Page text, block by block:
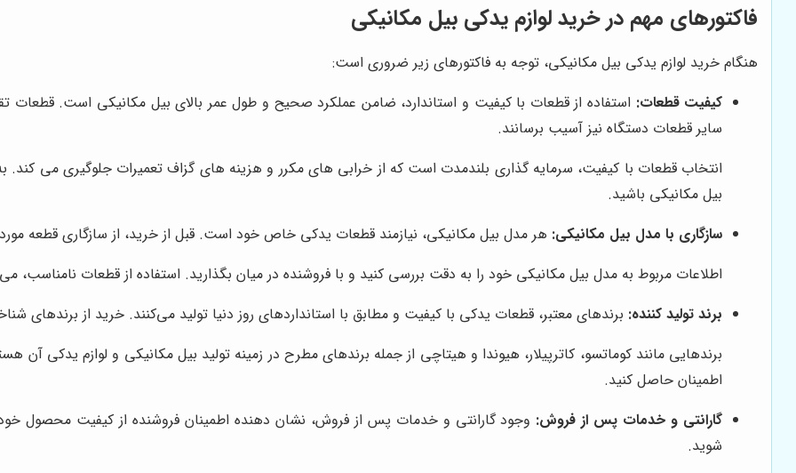
فاکتورهای مهم در خرید لوازم یدکی بیل مکانیکی
هنگام خرید لوازم یدکی بیل مکانیکی، توجه به فاکتورهای زیر ضروری است:
کیفیت قطعات: استفاده از قطعات با کیفیت و استاندارد، ضامن عملکرد صحیح و طول عمر بالای بیل مکانیکی است. قطعات
سایر قطعات دستگاه نیز آسیب برسانند.
انتخاب قطعات با کیفیت، سرمایه گذاری بلندمدت است که از خرابی های مکرر و هزینه های گزاف تعمیرات جلوگیری می کند. به
بیل مکانیکی باشید.
سازگاری با مدل بیل مکانیکی: هر مدل بیل مکانیکی، نیازمند قطعات یدکی خاص خود است. قبل از خرید، از سازگاری قطعه
اطلاعات مربوط به مدل بیل مکانیکی خود را به دقت بررسی کنید و با فروشنده در میان بگذارید. استفاده از قطعات
برند تولید کننده: برندهای معتبر، قطعات یدکی با کیفیت و مطابق با استانداردهای روز دنیا تولید می‌کنند. خرید از برندهای
برندهایی مانند کوماتسو، کاترپیلار، هیوندا و هیتاچی از جمله برندهای مطرح در زمینه تولید بیل مکانیکی و لوازم یدکی آن
اطمینان حاصل کنید.
گارانتی و خدمات پس از فروش: وجود گارانتی و خدمات پس از فروش، نشان دهنده اطمینان فروشنده از کیفیت محصول
شوید.